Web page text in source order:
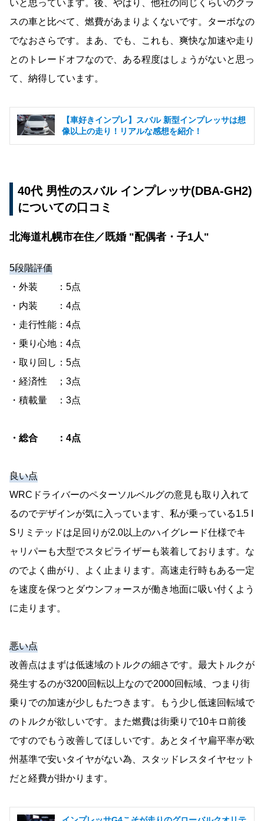
いと思っています。後、やはり、他社の同じくらいのクラ
スの車と比べて、燃費があまりよくないです。ターボなの
でなおさらです。まあ、でも、これも、爽快な加速や走り
とのトレードオフなので、ある程度はしょうがないと思っ
て、納得しています。
【車好きインプレ】スバル 新型インプレッサは想
像以上の走り！リアルな感想を紹介！
40代 男性のスバル インプレッサ(DBA-GH2)
についての口コミ
北海道札幌市在住／既婚 "配偶者・子1人"
5段階評価
・外装 ：5点
・内装 ：4点
・走行性能：4点
・乗り心地：4点
・取り回し：5点
・経済性 ；3点
・積載量 ：3点
・総合 ：4点
良い点
WRCドライバーのペターソルベルグの意見も取り入れて
るのでデザインが気に入っています、私が乗っている1.5 I
Sリミテッドは足回りが2.0以上のハイグレード仕様でキ
ャリパーも大型でスタピライザーも装着しております。な
のでよく曲がり、よく止まります。高速走行時もある一定
を速度を保つとダウンフォースが働き地面に吸い付くよう
に走ります。
悪い点
改善点はまずは低速域のトルクの細さです。最大トルクが
発生するのが3200回転以上なので2000回転域、つまり街
乗りでの加速が少しもたつきます。もう少し低速回転域で
のトルクが欲しいです。また燃費は街乗りで10キロ前後
ですのでもう改善してほしいです。あとタイヤ扁平率が欧
州基準で安いタイヤがない為、スタッドレスタイヤセット
だと経費が掛かります。